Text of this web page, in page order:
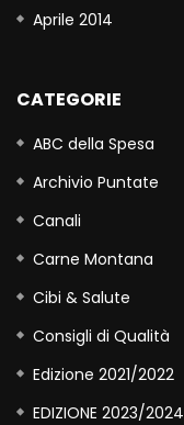
Aprile 2014
CATEGORIE
ABC della Spesa
Archivio Puntate
Canali
Carne Montana
Cibi & Salute
Consigli di Qualità
Edizione 2021/2022
EDIZIONE 2023/2024